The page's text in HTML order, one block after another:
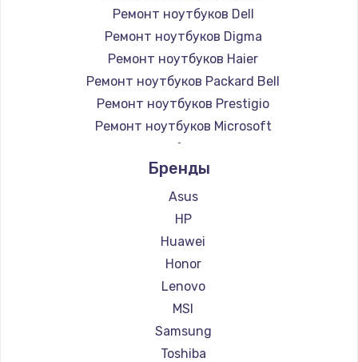
Ремонт ноутбуков Dell
Ремонт ноутбуков Digma
Ремонт ноутбуков Haier
Ремонт ноутбуков Packard Bell
Ремонт ноутбуков Prestigio
Ремонт ноутбуков Microsoft
Ремонт ноутбуков Alienware
Ремонт ноутбуков Aquarius
Ремонт ноутбуков Gigabyte
Ремонт ноутбуков Aorus
Ремонт ноутбуков Maibenben
Ремонт ноутбуков Getac
Ремонт ноутбуков Epson
Ремонт ноутбуков Philips
Ремонт ноутбуков LG
Ремонт ноутбуков Panasonic
Бренды
Asus
HP
Huawei
Honor
Lenovo
MSI
Samsung
Toshiba